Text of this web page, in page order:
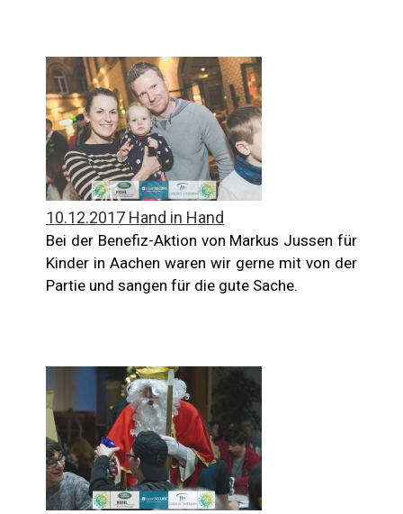
10.12.2017 Hand in Hand
Bei der Benefiz-Aktion von Markus Jussen für
Kinder in Aachen waren wir gerne mit von der
Partie und sangen für die gute Sache.